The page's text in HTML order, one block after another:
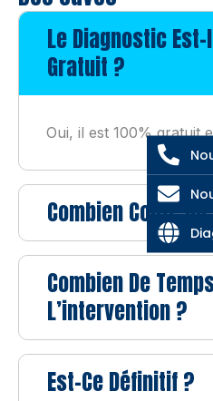
Le Diagnostic
Gratuit ?
Oui, il est 100% gratuit
Combien Coûte
Combien De
L’intervention ?
Est-Ce Définitif ?